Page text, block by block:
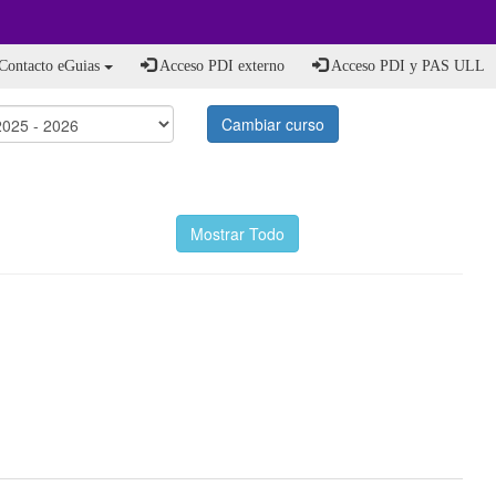
eGuias Acceso PDI externo Acceso PDI y PAS ULL
Cambiar curso
Mostrar Todo